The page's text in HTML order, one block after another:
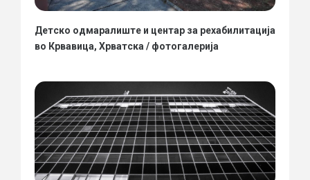
Детско одмаралиште и центар за рехабилитација
во Крвавица, Хрватска / фотогалерија